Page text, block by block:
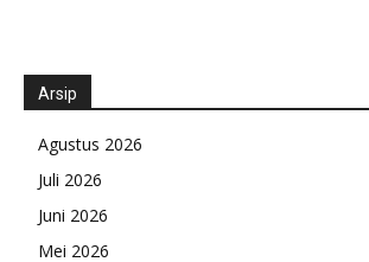
Arsip
Agustus 2026
Juli 2026
Juni 2026
Mei 2026